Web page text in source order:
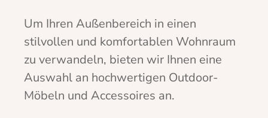
Um Ihren Außenbereich in einen
stilvollen und komfortablen Wohnraum
zu verwandeln, bieten wir Ihnen eine
Auswahl an hochwertigen Outdoor-
Möbeln und Accessoires an.